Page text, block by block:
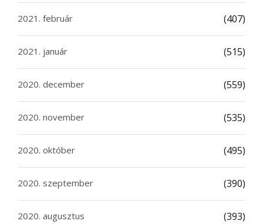
2021. február (407)
2021. január (515)
2020. december (559)
2020. november (535)
2020. október (495)
2020. szeptember (390)
2020. augusztus (393)